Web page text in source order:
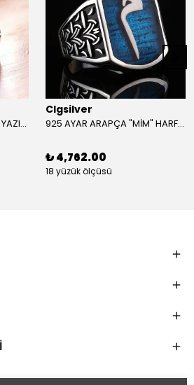
925 AYAR "AYETEL-KÜRSİ" YAZILI GÜMÜŞ ERKEK YÜZÜK
Clgsilver
925 AYAR ARAPÇA "MİM" HARFLİ GÜMÜŞ ERKEK YÜZÜK
₺ 4,762.00
18 yüzük ölçüsü